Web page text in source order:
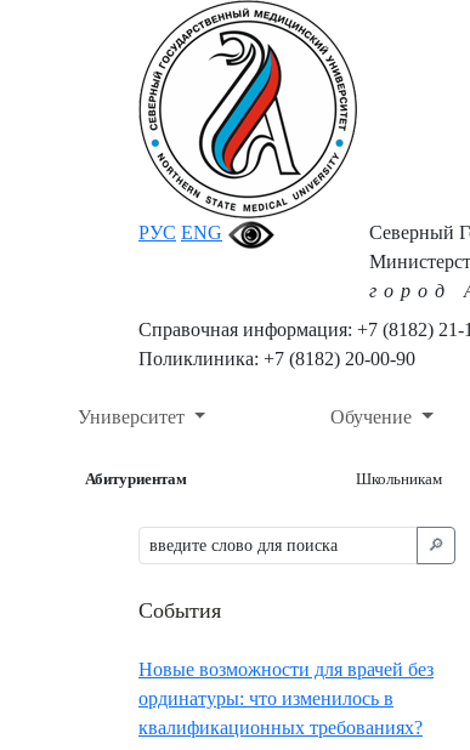
РУС ENG
Северный
город
Справочная информация: +7 (8182) 21-
Поликлиника: +7 (8182) 20-00-90
Университет Обучение
Абитуриентам Школьникам
🔎︎
События
Новые возможности для врачей без
ординатуры: что изменилось в
квалификационных требованиях?